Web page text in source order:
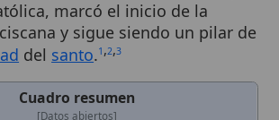
Cuadro resumen
[Datos abiertos]
Francisco de Asís
Evento